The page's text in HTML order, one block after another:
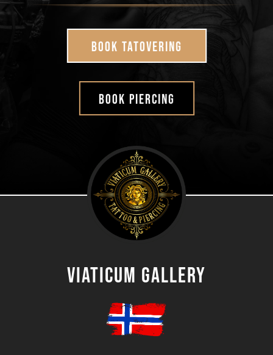
Book tatovering
book piercing
Viaticum gallery